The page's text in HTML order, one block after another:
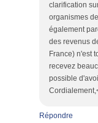
clarification
organismes
également
des revenus
France) n'est
recevez
possible
Répondre